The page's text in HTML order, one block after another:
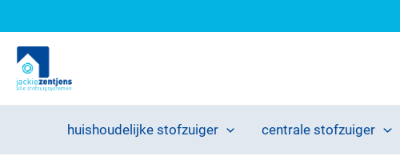
naar
inhoud
huishoudelijke stofzuiger centrale stofzuiger